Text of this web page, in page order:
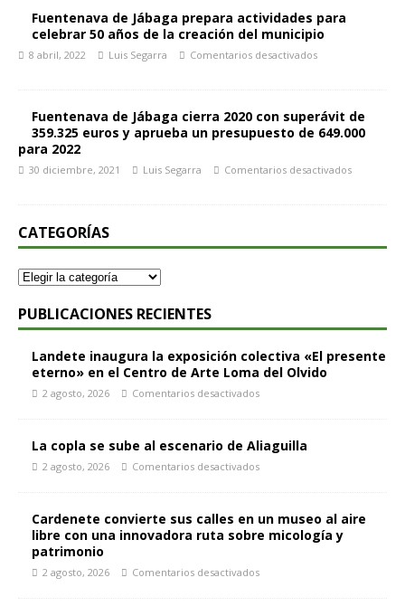
Fuentenava de Jábaga prepara actividades para
celebrar 50 años de la creación del municipio
8 abril, 2022 Luis Segarra Comentarios desactivados
Fuentenava de Jábaga cierra 2020 con superávit de
359.325 euros y aprueba un presupuesto de 649.000
para 2022
30 diciembre, 2021 Luis Segarra Comentarios desactivados
CATEGORÍAS
PUBLICACIONES RECIENTES
Landete inaugura la exposición colectiva «El presente
eterno» en el Centro de Arte Loma del Olvido
2 agosto, 2026 Comentarios desactivados
La copla se sube al escenario de Aliaguilla
2 agosto, 2026 Comentarios desactivados
Cardenete convierte sus calles en un museo al aire
libre con una innovadora ruta sobre micología y
patrimonio
2 agosto, 2026 Comentarios desactivados